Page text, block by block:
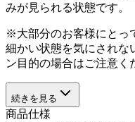
みが見られる状態です。
※大部分のお客様にとっ
細かい状態を気にされな
ン目的の場合はご注意く
続きを見る
商品仕様